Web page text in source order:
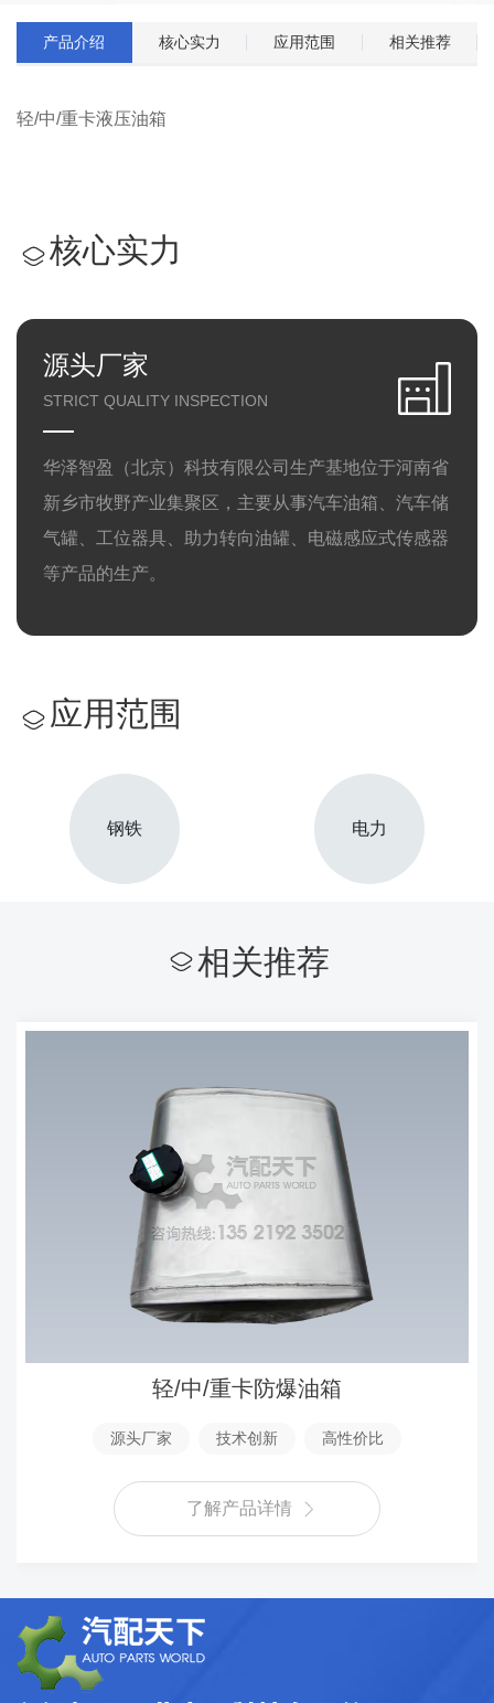
产品介绍 核心实力 应用范围 相关推荐
轻/中/重卡液压油箱
核心实力
源头厂家
STRICT QUALITY INSPECTION
华泽智盈（北京）科技有限公司生产基地位于河南省
新乡市牧野产业集聚区，主要从事汽车油箱、汽车储
气罐、工位器具、助力转向油罐、电磁感应式传感器
等产品的生产。
应用范围
钢铁 电力
相关推荐
轻/中/重卡防爆油箱
源头厂家 技术创新 高性价比
了解产品详情